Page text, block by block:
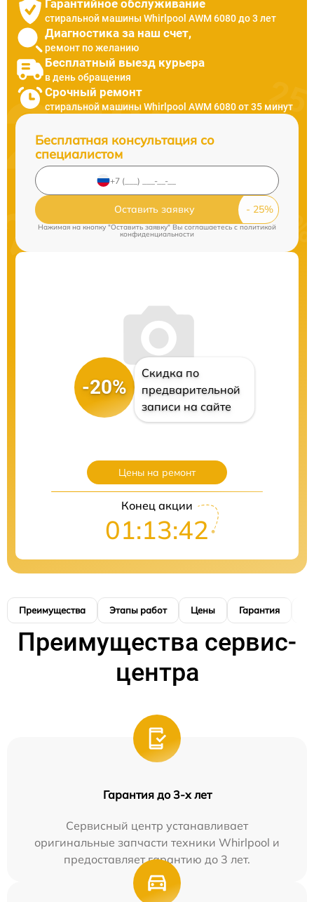
Гарантийное обслуживание
стиральной машины Whirlpool AWM 6080 до 3 лет
Диагностика за наш счет,
ремонт по желанию
Бесплатный выезд курьера
в день обращения
Срочный ремонт
стиральной машины Whirlpool AWM 6080 от 35 минут
Бесплатная консультация со
специалистом
Оставить заявку
Нажимая на кнопку "Оставить заявку" Вы соглашаетесь c политикой
конфиденциальности
-20%
Скидка по
предварительной
записи на сайте
Цены на ремонт
Конец акции
01:13:41
Преимущества Этапы работ Цены Гарантия
Преимущества сервис-
центра
Гарантия до 3-х лет
Сервисный центр устанавливает
оригинальные запчасти техники Whirlpool и
предоставляет гарантию до 3 лет.